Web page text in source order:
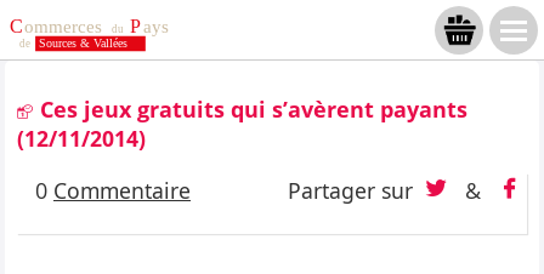
Ces jeux gratuits qui s’avèrent payants
(12/11/2014)
0 Commentaire Partager sur &